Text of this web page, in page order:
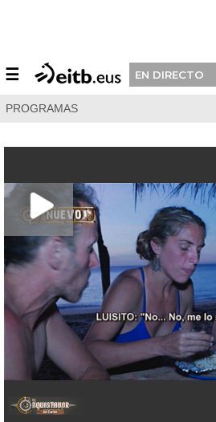
☰ EN DIRECTO
PROGRAMAS